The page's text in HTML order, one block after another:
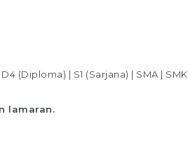
D4 (Diploma) | S1 (Sarjana) | SMA | SMK
lamaran.